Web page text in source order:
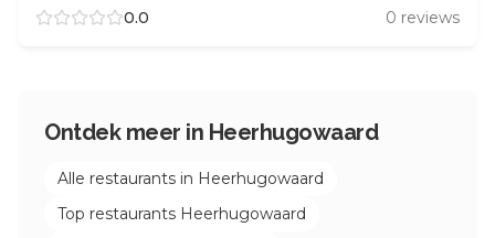
0.0 0 reviews
Ontdek meer in Heerhugowaard
Alle restaurants in Heerhugowaard
Top restaurants Heerhugowaard